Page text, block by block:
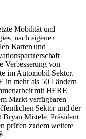
Mobilität und
nach eigenen
Karten und
Verbesserung von
im Automobil-Sektor.
in mehr als 50 Ländern
mit HERE
Markt verfügbaren
Sektor und der
Bryan Mistele, Präsident
prüfen zudem weitere